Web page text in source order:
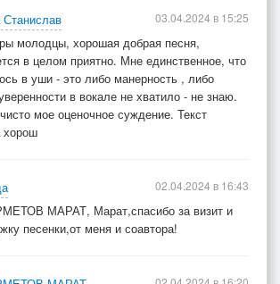
молодцы, хорошая добрая песня,
в целом приятно. Мне единственное, что
в уши - это либо манерность , либо
в вокале не хватило - не знаю.
мое оценочное суждение. Текст
хорош
03.04.2024 в 15:25
МАРАТ, Марат,спасибо за визит и
песенки,от меня и соавтора!
02.04.2024 в 16:43